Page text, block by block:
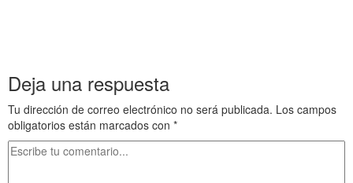
Deja una respuesta
Tu dirección de correo electrónico no será publicada. Los campos
obligatorios están marcados con *